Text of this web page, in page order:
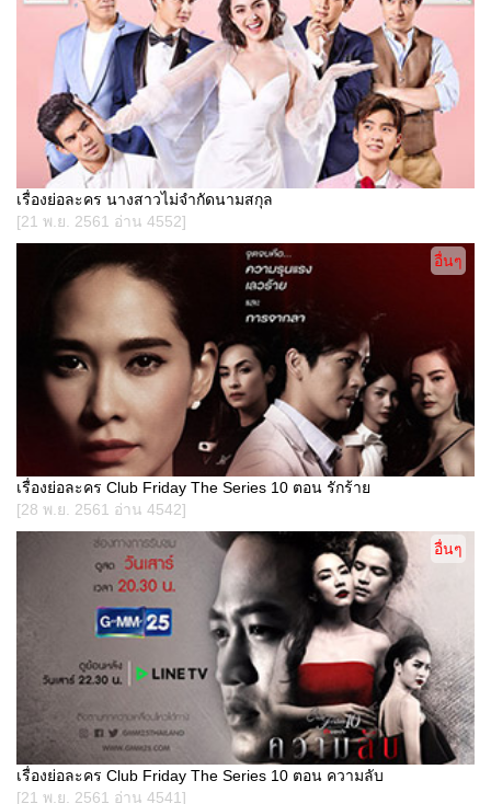
เรื่องย่อละคร นางสาวไม่จำกัดนามสกุล
[21 พ.ย. 2561 อ่าน 4552]
เรื่องย่อละคร Club Friday The Series 10 ตอน รักร้าย
[28 พ.ย. 2561 อ่าน 4542]
อื่นๆ
เรื่องย่อละคร Club Friday The Series 10 ตอน ความลับ
[21 พ.ย. 2561 อ่าน 4541]
อื่นๆ